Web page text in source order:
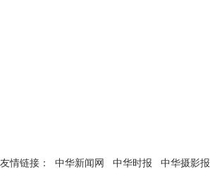
友情链接： 中华新闻网 中华时报 中华摄影报